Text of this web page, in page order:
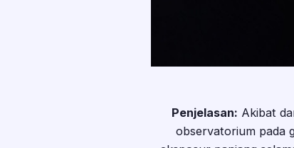
Penjelasan: Akibat
observatorium pada